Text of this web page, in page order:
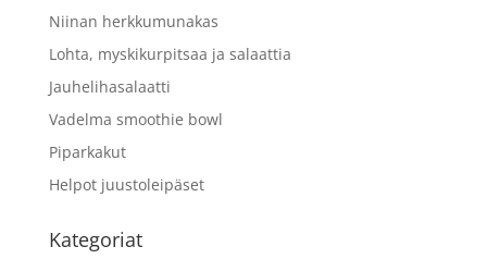
Niinan herkkumunakas
Lohta, myskikurpitsaa ja salaattia
Jauhelihasalaatti
Vadelma smoothie bowl
Piparkakut
Helpot juustoleipäset
Kategoriat